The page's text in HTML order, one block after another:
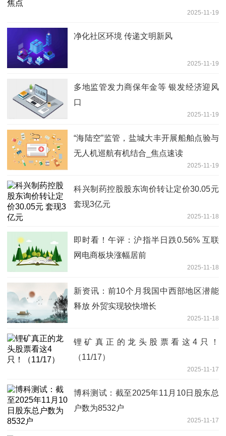
2025-11-19
净化社区环境 传递文明新风
2025-11-19
多地监管发力商保年金等 银发经济迎风
口
2025-11-19
“海陆空”监管，盐城大丰开展船舶点验与
无人机巡航有机结合_焦点速读
2025-11-19
科兴制药控股股东询价转让定价30.05元
套现3亿元
2025-11-18
即时看！午评：沪指半日跌0.56% 互联
网电商板块涨幅居前
2025-11-18
新资讯：前10个月我国中西部地区潜能
释放 外贸实现较快增长
2025-11-18
锂矿真正的龙头股票看这4只！
（11/17）
2025-11-17
博科测试：截至2025年11月10日股东总
户数为8532户
2025-11-17